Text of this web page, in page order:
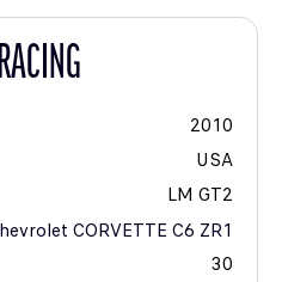
2010
USA
LM GT2
CORVETTE C6 ZR1
30